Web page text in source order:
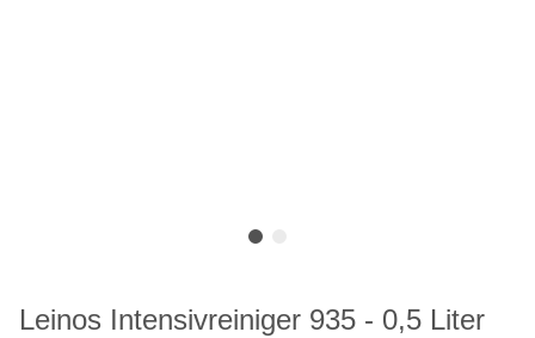
Leinos Intensivreiniger 935 - 0,5 Liter